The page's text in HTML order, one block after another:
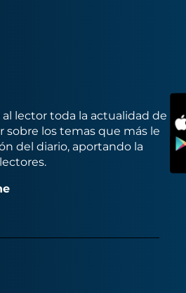
lector toda la actualidad de
sobre los temas que más le
del diario, aportando la